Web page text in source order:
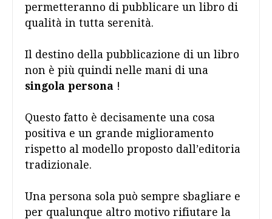
permetteranno di pubblicare un libro di
qualità in tutta serenità.
Il destino della pubblicazione di un libro
non è più quindi nelle mani di una
singola persona !
Questo fatto è decisamente una cosa
positiva e un grande miglioramento
rispetto al modello proposto dall’editoria
tradizionale.
Una persona sola può sempre sbagliare e
per qualunque altro motivo rifiutare la